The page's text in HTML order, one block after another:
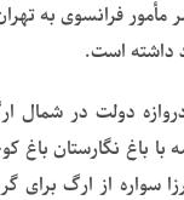
مأمور فرانسوی به
با باغ نگارستان
سواره از ارگ